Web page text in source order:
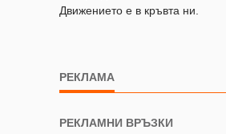
Движението е в кръвта ни.
РЕКЛАМА
РЕКЛАМНИ ВРЪЗКИ